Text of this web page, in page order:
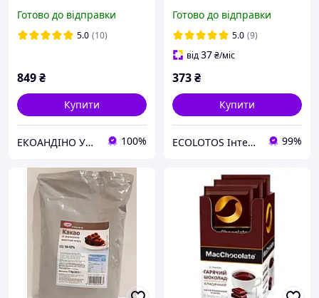
Готово до відправки
5.0 (10)
849₴
Купити
ЕКОАНДІНО УКРАЇНА 100%
Готово до відправки
5.0 (9)
від37₴/міс
373₴
Купити
ECOLOTOS Інтернет-магазин натуральних продуктів харчування 99%